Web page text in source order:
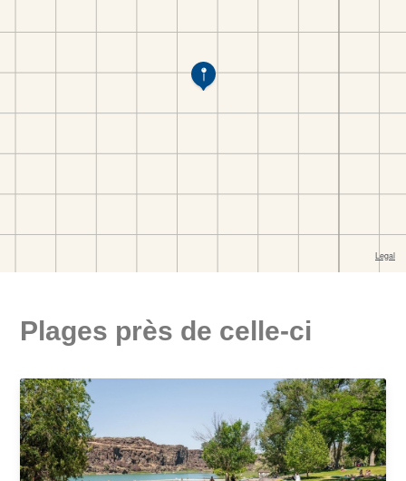
Plages près de celle-ci